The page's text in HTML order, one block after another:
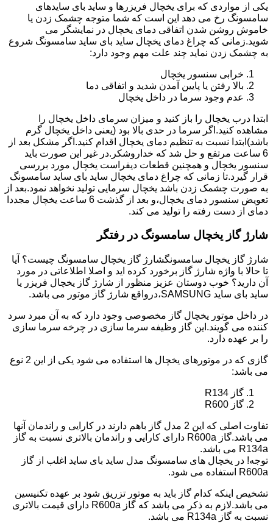
یکی از مواردی که برای یخچال فریزرها و ساید بای سایدهای
سامسونگ رخ می دهد این است که شما متوجه چشمک زدن یا
خاموش روشن شدن اتفاقی دمای یخچال در نمایشگر می
شوید.زمانی که چراغ دمای یخچال ساید بای ساید سامسونگ شروع
به چشمک زدن نماید چند علت مهم وجود دارد:
خرابی سنسور یخچال
بالا رفتن یا پایین آمدن شدید و اتفاقی دما
عدم وجود سرما در داخل یخچال
ابتدا درب یخچال را باز کنید و میزان سرمای داخل یخچال را
مشاهده کنید.اگر سرما در حدی بالا بود (یعنی داخل یخچال گرم
باشد)ابتدا نسبت به تنظیم دمای یخچال اقدام کنید.اگر مشکل بعد از
6 ساعت مرتفع و حل شد که خداروشکر.در غیر این صورت باید
سنسور یخچال و همچنین قطعات دیفراست یخچال مورد بررسی
قرار گیرد.تا زمانی که چراغ دمای یخچال ساید بای ساید سامسونگ
به صورت چشمک زدن باشد یخچال سرمایی تولید نخواهد نمود.بعد از
تعویض سنسور دمای یخچال،و بعد از گذشت 6 ساعت یخچال مجددا
دمای از دست رفته را تولید می کند.
شارژ گاز یخچال سامسونگ در رفتگر
شارژ گاز یخچال سامسونگشارژ گاز یخچال سامسونگ چیست؟ آیا
تا حالا با واژه شارژ گاز برخورد کرده اید و اصلا اطلاعاتی در مورد
آن دارید؟ خوب دوستان عزیز منظور از شارژ گاز یخچال فریزر یا
ساید بای ساید SAMSUNG،درواقع شارژ گاز موتور می باشد.
در داخل موتور یخچال گاز مخصوصی وجود دارد که به آن مبرد سرد
کننده می گویند.این گاز وظیفه سرما سازی در چرخه سرما سازی
را بر عهده دارد.
گازی که در موتورهای یخچال ها استفاده می شود یکی از این 2 نوع
می باشد:
گاز R134
گاز R600
تفاوت اصلی که این 2 مدل گاز باهم دارند در کارایی و راندمان آنها
می باشد.گاز R600a دارای کارایی و راندمان بالاتری نسبت به گاز
R134a می باشد.
توجه! در یخچال های سامسونگ مدل ساید بای ساید اغلب از گاز
R600a استفاده می شود.
تشخیص اینکه کدام گاز باید به موتور تزریق شود بر عهده تکنیسین
می باشد.لازم به ذکر می باشد که گاز R600a دارای قیمت بالاتری
نسبت به گاز R134a می باشد.